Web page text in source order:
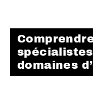
domaines